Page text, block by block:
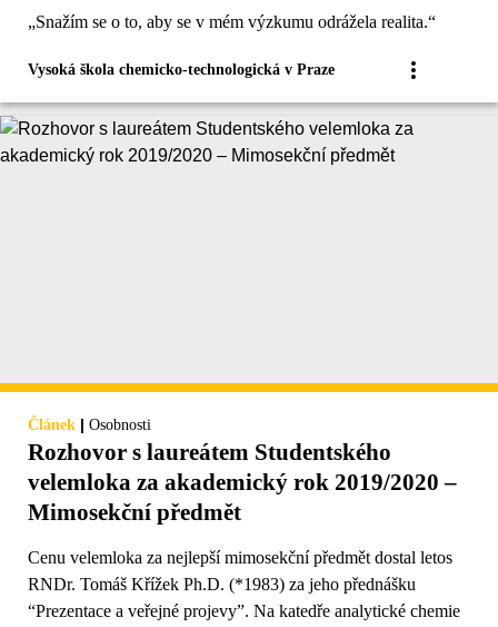
„Snažím se o to, aby se v mém výzkumu odrážela realita.“
Vysoká škola chemicko-technologická v Praze
Článek | Osobnosti
Rozhovor s laureátem Studentského
velemloka za akademický rok 2019/2020 –
Mimosekční předmět
Cenu velemloka za nejlepší mimosekční předmět dostal letos
RNDr. Tomáš Křížek Ph.D. (*1983) za jeho přednášku
“Prezentace a veřejné projevy”. Na katedře analytické chemie